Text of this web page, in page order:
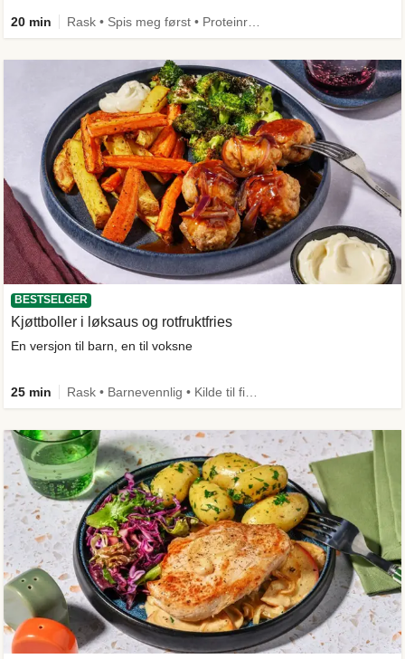
20 min
BESTSELGER
Kjøttboller i løksaus og rotfruktfries
En versjon til barn, en til voksne
25 min